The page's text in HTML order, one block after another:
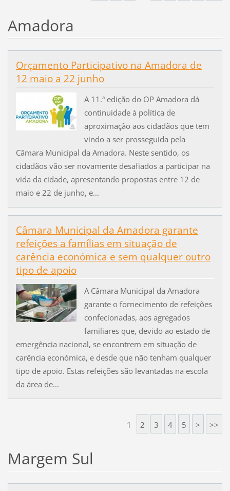
Amadora
Orçamento Participativo na Amadora de
12 maio a 22 junho
A 11.ª edição do OP Amadora dá
continuidade à política de
aproximação aos cidadãos que tem
vindo a ser prosseguida pela
Câmara Municipal da Amadora. Neste sentido, os
cidadãos vão ser novamente desafiados a participar na
vida da cidade, apresentando propostas entre 12 de
maio e 22 de junho, e...
Câmara Municipal da Amadora garante
refeições a famílias em situação de
carência económica e sem qualquer outro
tipo de apoio
A Câmara Municipal da Amadora
garante o fornecimento de refeições
confecionadas, aos agregados
familiares que, devido ao estado de
emergência nacional, se encontrem em situação de
carência económica, e desde que não tenham qualquer
tipo de apoio. Estas refeições são levantadas na escola
da área de...
1 2 3 4 5 > >>
Margem Sul